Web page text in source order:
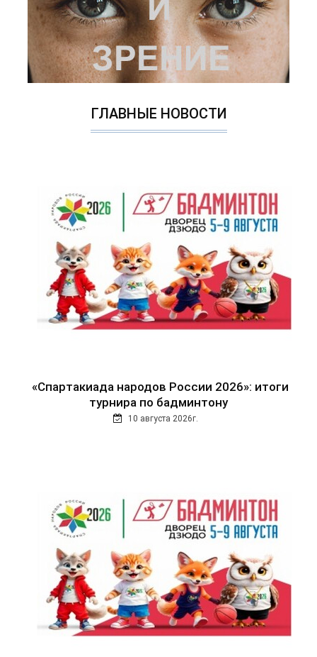
ГЛАВНЫЕ НОВОСТИ
«Спартакиада народов России 2026»: итоги
турнира по бадминтону
10 августа 2026г.